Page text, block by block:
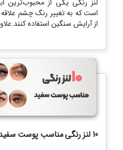
لنز رنگی یکی از محبوب‌ترین
است که به تغییر رنگ چشم علاقه
از آرایش سنگین استفاده
10 لنز رنگی مناسب پوست سفید